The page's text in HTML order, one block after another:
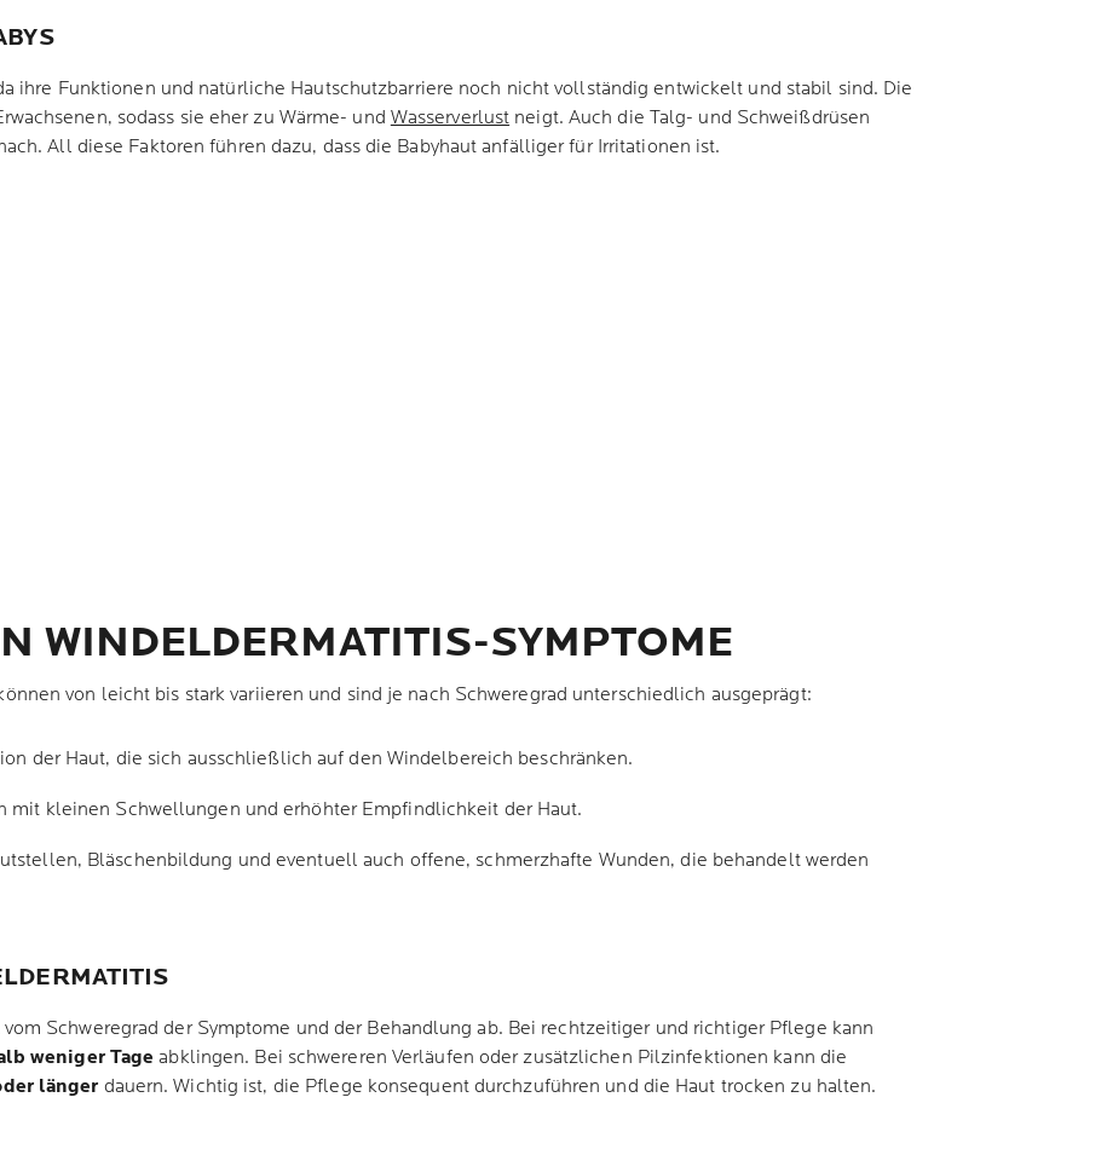
ihre Funktionen und natürliche Hautschutzbarriere noch nicht vollständig entwickelt und stabil sind. Die
sodass sie eher zu Wärme- und Wasserverlust neigt. Auch die Talg- und Schweißdrüsen
All diese Faktoren führen dazu, dass die Babyhaut anfälliger für Irritationen ist.
WINDELDERMATITIS-SYMPTOME
von leicht bis stark variieren und sind je nach Schweregrad unterschiedlich ausgeprägt:
der Haut, die sich ausschließlich auf den Windelbereich beschränken.
mit kleinen Schwellungen und erhöhter Empfindlichkeit der Haut.
Bläschenbildung und eventuell auch offene, schmerzhafte Wunden, die behandelt werden
Schweregrad der Symptome und der Behandlung ab. Bei rechtzeitiger und richtiger Pflege kann
weniger Tage abklingen. Bei schwereren Verläufen oder zusätzlichen Pilzinfektionen kann die
länger dauern. Wichtig ist, die Pflege konsequent durchzuführen und die Haut trocken zu halten.